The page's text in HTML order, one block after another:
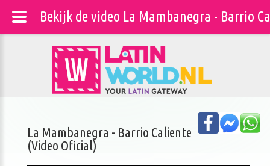
La Mambanegra - Barrio Caliente
(Video Oficial)
Bekijk de video La Mambanegra - Barrio